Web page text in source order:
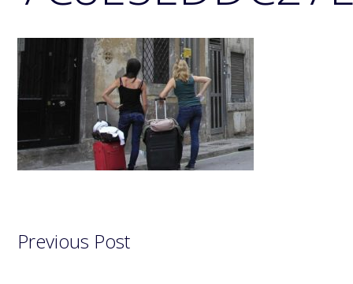
Previous Post